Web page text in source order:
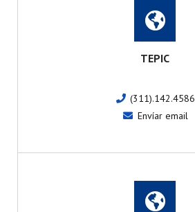
TEPIC
(311).142.4586
Envíar email